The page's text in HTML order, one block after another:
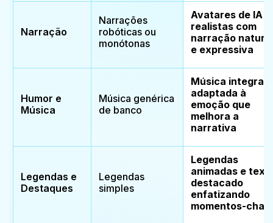
Narração
Narrações
robóticas ou
monótonas
Avatares de IA
realistas com
narração natural
e expressiva
Humor e
Música
Música genérica
de banco
Música
adaptada à
emoção que
melhora a
narrativa
Legendas e
Destaques
Legendas
simples
Legendas
animadas e
destacado
enfatizando
momentos-